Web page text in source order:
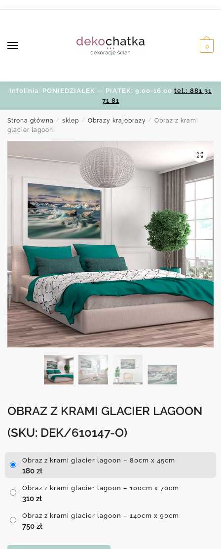
0
Infolinia: PONIEDZIAŁEK — PIĄTEK: 9.00-16.00 tel.: 881 31
71 81
Strona główna / sklep / Obrazy krajobrazy / Obraz z krami
glacier lagoon
OBRAZ Z KRAMI GLACIER LAGOON
(SKU: DEK/610147-O)
Obraz z krami glacier lagoon – 80cm x 45cm
180 zł
Obraz z krami glacier lagoon – 100cm x 70cm
310 zł
Obraz z krami glacier lagoon – 140cm x 90cm
750 zł